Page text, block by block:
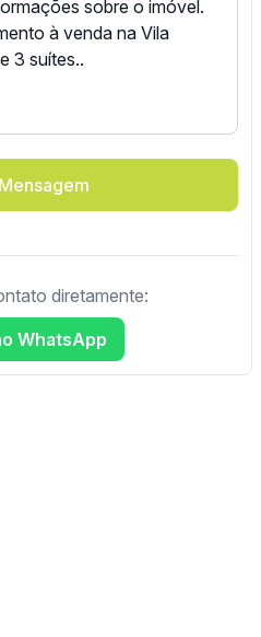
diretamente:
WhatsApp